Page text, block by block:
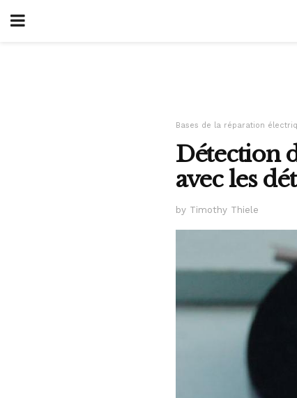
Bases de la réparation
Détection
avec les
by Timothy Thiele